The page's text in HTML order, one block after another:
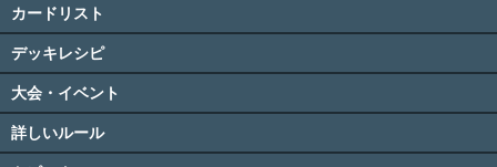
カードリスト
デッキレシピ
大会・イベント
詳しいルール